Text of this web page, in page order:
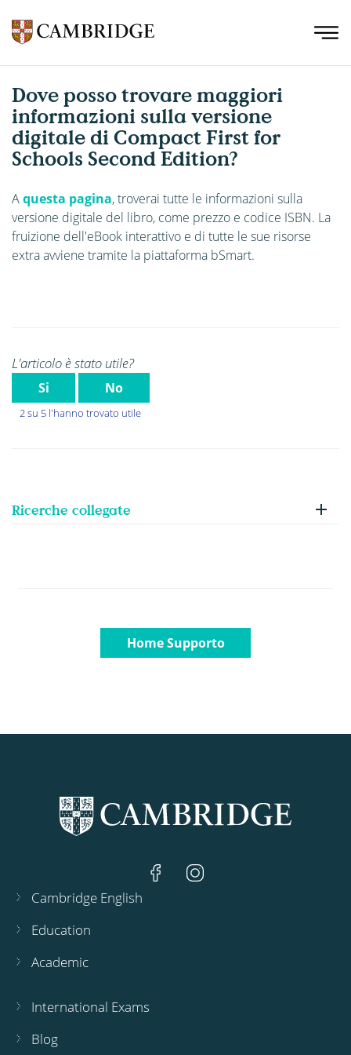
Dove posso trovare maggiori
informazioni sulla versione
digitale di Compact First for
Schools Second Edition?
Aquesta pagina, troverai tutte le informazioni sulla
versione digitale del libro, come prezzo e codice ISBN. La
fruizione dell'eBook interattivo e di tutte le sue risorse
extra avviene tramite la piattaforma bSmart.
L'articolo è stato utile?
Si No
2 su 5 l'hanno trovato utile
Ricerche collegate
Home Supporto
Cambridge English
Education
Academic
International Exams
Blog